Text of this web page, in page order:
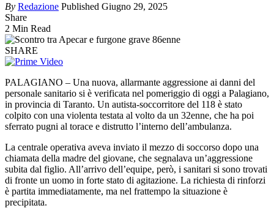
By Redazione Published Giugno 29, 2025
Share
2 Min Read
SHARE
PALAGIANO – Una nuova, allarmante aggressione ai danni del
personale sanitario si è verificata nel pomeriggio di oggi a Palagiano,
in provincia di Taranto. Un autista-soccorritore del 118 è stato
colpito con una violenta testata al volto da un 32enne, che ha poi
sferrato pugni al torace e distrutto l’interno dell’ambulanza.
La centrale operativa aveva inviato il mezzo di soccorso dopo una
chiamata della madre del giovane, che segnalava un’aggressione
subita dal figlio. All’arrivo dell’equipe, però, i sanitari si sono trovati
di fronte un uomo in forte stato di agitazione. La richiesta di rinforzi
è partita immediatamente, ma nel frattempo la situazione è
precipitata.